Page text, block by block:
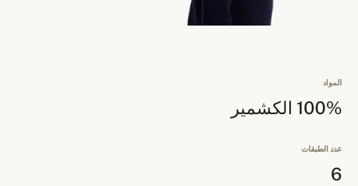
المواد
100% الكشمير
عدد الطبقات
6